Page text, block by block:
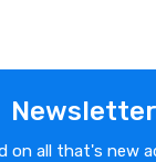
Newsletter
on all that's new